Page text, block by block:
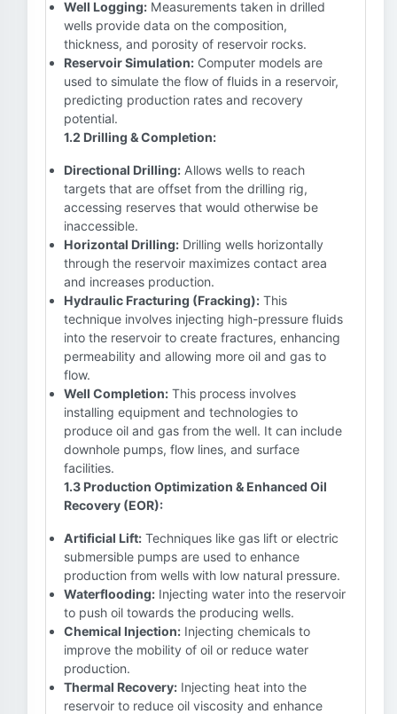
Well Logging: Measurements taken in drilled
wells provide data on the composition,
thickness, and porosity of reservoir rocks.
Reservoir Simulation: Computer models are
used to simulate the flow of fluids in a reservoir,
predicting production rates and recovery
potential.
1.2 Drilling & Completion:
Directional Drilling: Allows wells to reach
targets that are offset from the drilling rig,
accessing reserves that would otherwise be
inaccessible.
Horizontal Drilling: Drilling wells horizontally
through the reservoir maximizes contact area
and increases production.
Hydraulic Fracturing (Fracking): This
technique involves injecting high-pressure fluids
into the reservoir to create fractures, enhancing
permeability and allowing more oil and gas to
flow.
Well Completion: This process involves
installing equipment and technologies to
produce oil and gas from the well. It can include
downhole pumps, flow lines, and surface
facilities.
1.3 Production Optimization & Enhanced Oil
Recovery (EOR):
Artificial Lift: Techniques like gas lift or electric
submersible pumps are used to enhance
production from wells with low natural pressure.
Waterflooding: Injecting water into the reservoir
to push oil towards the producing wells.
Chemical Injection: Injecting chemicals to
improve the mobility of oil or reduce water
production.
Thermal Recovery: Injecting heat into the
reservoir to reduce oil viscosity and enhance